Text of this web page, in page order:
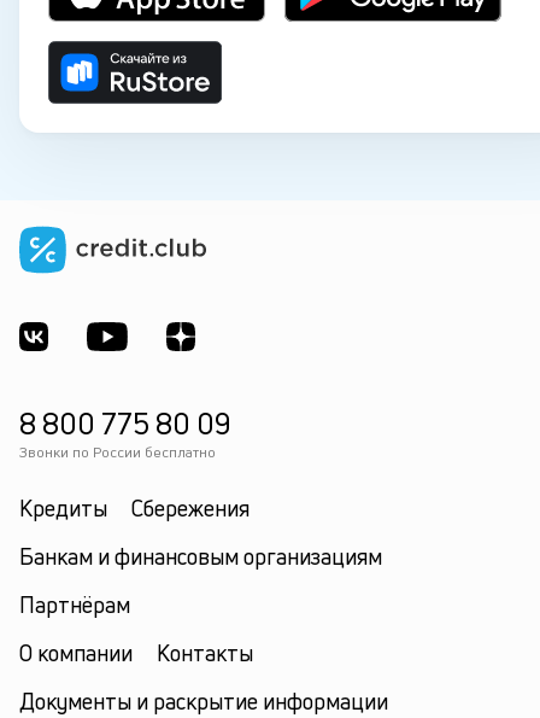
8 800 775 80 09
Звонки по России бесплатно
Кредиты
Сбережения
Банкам и финансовым организациям
Партнёрам
О компании
Контакты
Документы и раскрытие информации